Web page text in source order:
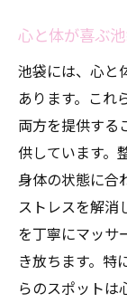
心と体が喜ぶ
池袋には、心と
あります。これ
両方を提供する
供しています。
身体の状態に合
ストレスを解消
を丁寧にマッサ
き放ちます。特
らのスポットは